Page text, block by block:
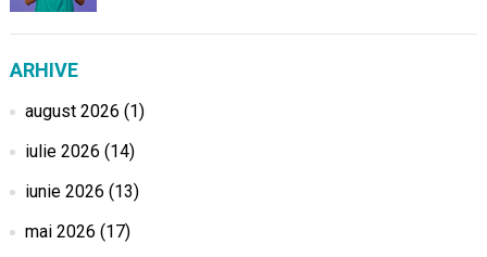
ARHIVE
august 2026 (1)
iulie 2026 (14)
iunie 2026 (13)
mai 2026 (17)